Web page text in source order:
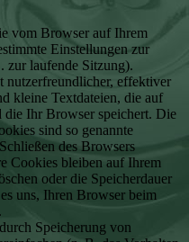
vom Browser auf Ihrem
Einstellungen zur
zur laufende Sitzung).
nutzerfreundlicher, effektiver
kleine Textdateien, die auf
die Ihr Browser speichert. Die
sind so genannte
des Browsers
Cookies bleiben auf Ihrem
oder die Speicherdauer
uns, Ihren Browser beim
Speicherung von